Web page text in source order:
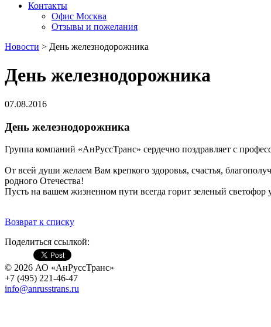
Контакты
Офис Москва
Отзывы и пожелания
Новости > День железнодорожника
День железнодорожника
07.08.2016
День железнодорожника
Группа компаний «АнРуссТранс» сердечно поздравляет с
От всей души желаем Вам крепкого здоровья, счастья,
родного Отечества!
Пусть на вашем жизненном пути всегда горит зеленый светофор
Возврат к списку
Поделиться ссылкой:
© 2026 АО «АнРуссТранс»
+7 (495) 221-46-47
info@anrusstrans.ru